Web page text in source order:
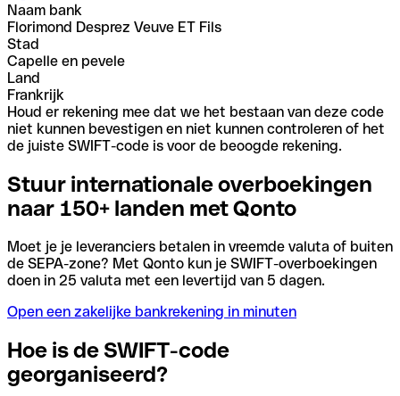
Naam bank
Florimond Desprez Veuve ET Fils
Stad
Capelle en pevele
Land
Frankrijk
Houd er rekening mee dat we het bestaan van deze code
niet kunnen bevestigen en niet kunnen controleren of het
de juiste SWIFT-code is voor de beoogde rekening.
Stuur internationale overboekingen
naar 150+ landen met Qonto
Moet je je leveranciers betalen in vreemde valuta of buiten
de SEPA-zone? Met Qonto kun je SWIFT-overboekingen
doen in 25 valuta met een levertijd van 5 dagen.
Open een zakelijke bankrekening in minuten
Hoe is de SWIFT-code
georganiseerd?